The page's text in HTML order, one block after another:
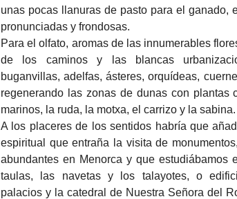
unas pocas llanuras de pasto para el ganado,
pronunciadas y frondosas.
Para el olfato, aromas de las innumerables
de los caminos y las blancas
buganvillas, adelfas, ásteres, orquídeas,
regenerando las zonas de dunas con plantas
marinos, la ruda, la motxa, el carrizo y la sabina.
A los placeres de los sentidos habría que
espiritual que entraña la visita de
abundantes en Menorca y que estudiábamos
taulas, las navetas y los talayotes, o
palacios y la catedral de Nuestra Señora del